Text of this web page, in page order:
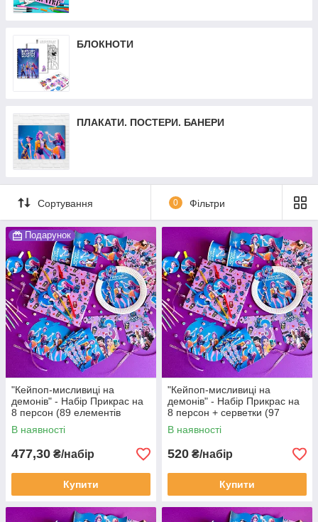
БЛОКНОТИ
ПЛАКАТИ. ПОСТЕРИ. БАНЕРИ
Сортування 0 Фільтри
Подарунок
"Кейпоп-мисливиці на
демонів" - Набір Прикрас на
8 персон (89 елементів
декору)
В наявності
477,30 ₴/набір
Купити
"Кейпоп-мисливиці на
демонів" - Набір Прикрас на
8 персон + серветки (97
елементів декора)
В наявності
520 ₴/набір
Купити